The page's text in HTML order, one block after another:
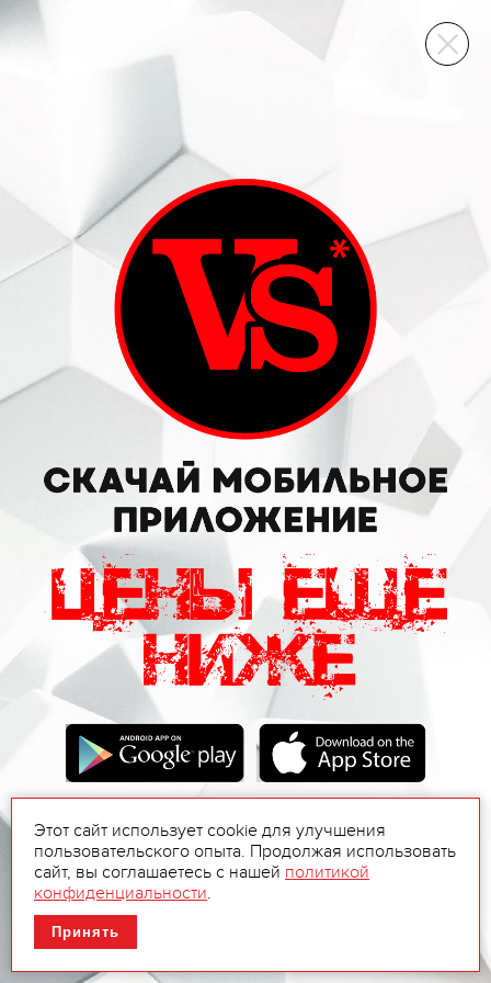
ВИННЫЙ СКЛАД
Этот сайт использует cookie для улучшения
пользовательского опыта. Продолжая использовать
сайт, вы соглашаетесь с нашей политикой
конфиденциальности.
Принять